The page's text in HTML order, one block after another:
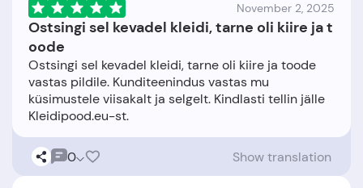
November 2, 2025
Ostsingi sel kevadel kleidi, tarne oli kiire ja t
oode
Ostsingi sel kevadel kleidi, tarne oli kiire ja toode
vastas pildile. Kunditeenindus vastas mu
küsimustele viisakalt ja selgelt. Kindlasti tellin jälle
0 Show translation